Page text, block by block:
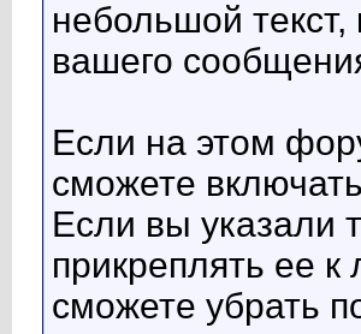
небольшой
вашего
Если на этом
сможете
Если вы указали
прикреплять ее
сможете убрать